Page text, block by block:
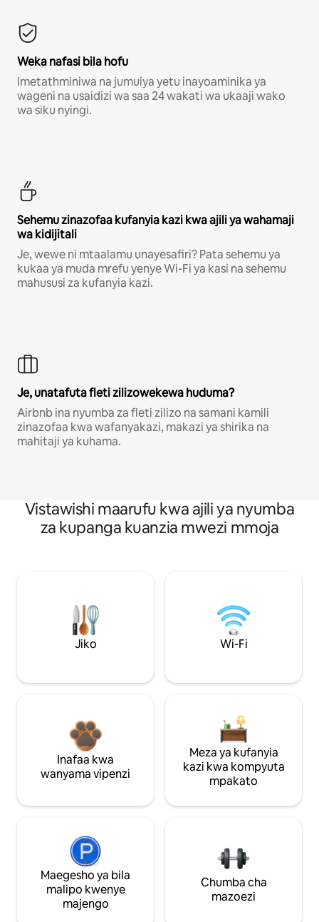
Weka nafasi bila hofu
Imetathminiwa na jumuiya yetu inayoaminika ya
wageni na usaidizi wa saa 24 wakati wa ukaaji wako
wa siku nyingi.
Sehemu zinazofaa kufanyia kazi kwa ajili ya wahamaji
wa kidijitali
Je, wewe ni mtaalamu unayesafiri? Pata sehemu ya
kukaa ya muda mrefu yenye Wi-Fi ya kasi na sehemu
mahususi za kufanyia kazi.
Je, unatafuta fleti zilizowekewa huduma?
Airbnb ina nyumba za fleti zilizo na samani kamili
zinazofaa kwa wafanyakazi, makazi ya shirika na
mahitaji ya kuhama.
Vistawishi maarufu kwa ajili ya nyumba
za kupanga kuanzia mwezi mmoja
Jiko Wi-Fi
Inafaa kwa
wanyama vipenzi
Meza ya kufanyia
kazi kwa kompyuta
mpakato
Maegesho ya bila
malipo kwenye
majengo
Chumba cha
mazoezi